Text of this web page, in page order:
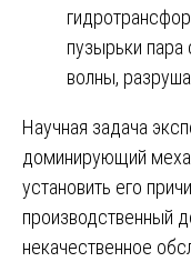
пузырьки
волны,
Научная задача
доминирующий
установить его
производственный
некачественное